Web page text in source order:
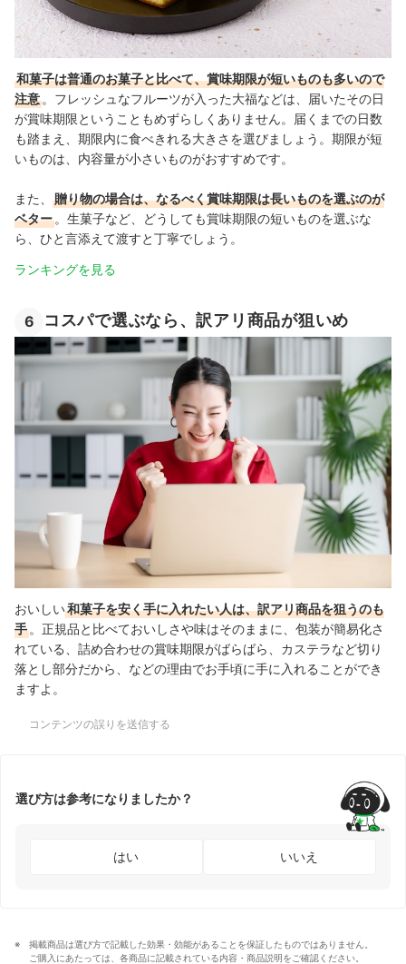
和菓子は普通のお菓子と比べて、賞味期限が短いものも多いので
注意 。フレッシュなフルーツが入った大福などは、届いたその日
が賞味期限ということもめずらしくありません。届くまでの日数
も踏まえ、期限内に食べきれる大きさを選びましょう。期限が短
いものは、内容量が小さいものがおすすめです。
また、
贈り物の場合は、なるべく賞味期限は長いものを選ぶのが
ベター 。生菓子など、どうしても賞味期限の短いものを選ぶな
ら、ひと言添えて渡すと丁寧でしょう。
ランキングを見る
6 コスパで選ぶなら、訳アリ商品が狙いめ
おいしい和菓子を安く手に入れたい人は、訳アリ商品を狙うのも
手 。正規品と比べておいしさや味はそのままに、包装が簡易化さ
れている、詰め合わせの賞味期限がばらばら、カステラなど切り
落とし部分だから、などの理由でお手頃に手に入れることができ
ますよ。
コンテンツの誤りを送信する
選び方は参考になりましたか？
はい いいえ
掲載商品は選び方で記載した効果・効能があることを保証したものではありません。
ご購入にあたっては、各商品に記載されている内容・商品説明をご確認ください。